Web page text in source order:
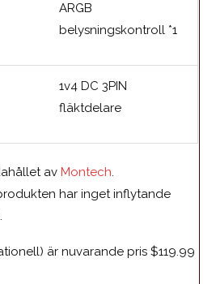
ARGB
belysningskontroll *1
1v4 DC 3PIN
fläktdelare
av Montech
har inget inflytande
är nuvarande pris $119 99